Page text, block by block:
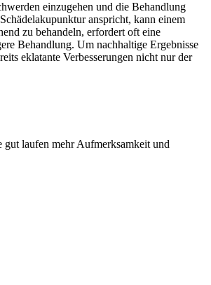
einzugehen und die Behandlung
anspricht, kann einem
zu behandeln, erfordert oft eine
Behandlung. Um nachhaltige Ergebnisse
eklatante Verbesserungen nicht nur der
gut laufen mehr Aufmerksamkeit und